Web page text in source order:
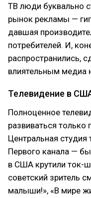
ТВ люди буквально
рынок рекламы —
давшая
потребителей. И,
распространились,
влиятельным медиа
Телевидение в
Полноценное
развиваться только
Центральная студия
Первого канала —
в США крутили ток-
советский зритель
малыши!», «В мире